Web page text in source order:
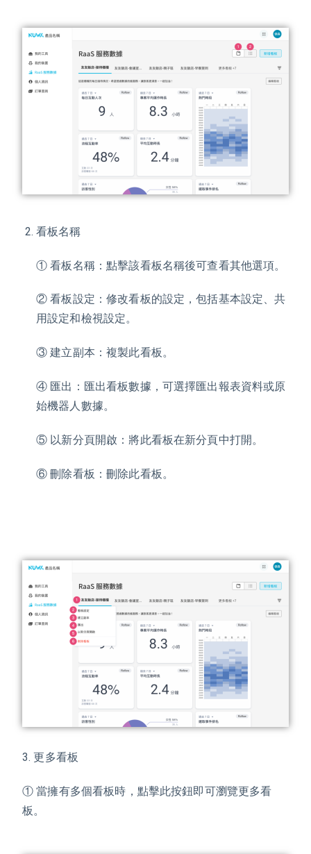
看板名稱
① 看板名稱：點擊該看板名稱後可查看其他選項。
② 看板設定：修改看板的設定，包括基本設定、共
用設定和檢視設定。
③ 建立副本：複製此看板。
④ 匯出：匯出看板數據，可選擇匯出報表資料或原
始機器人數據。
⑤ 以新分頁開啟：將此看板在新分頁中打開。
⑥ 刪除看板：刪除此看板。
3. 更多看板
① 當擁有多個看板時，點擊此按鈕即可瀏覽更多看
板。